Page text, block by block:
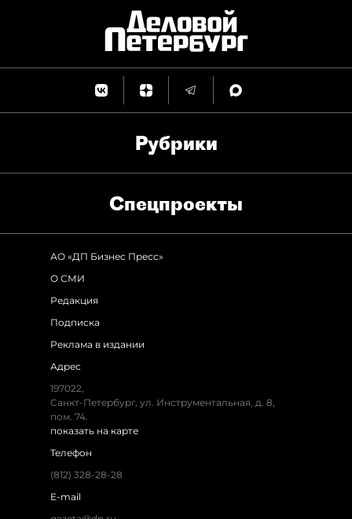
Рубрики
Спец­проекты
АО «ДП Бизнес Пресс»
О СМИ
Редакция
Подписка
Реклама в издании
Адрес
197022,
Санкт-Петербург, ул. Инструментальная, д. 8,
пом. 74.
показать на карте
Телефон
(812) 328-28-28
E-mail